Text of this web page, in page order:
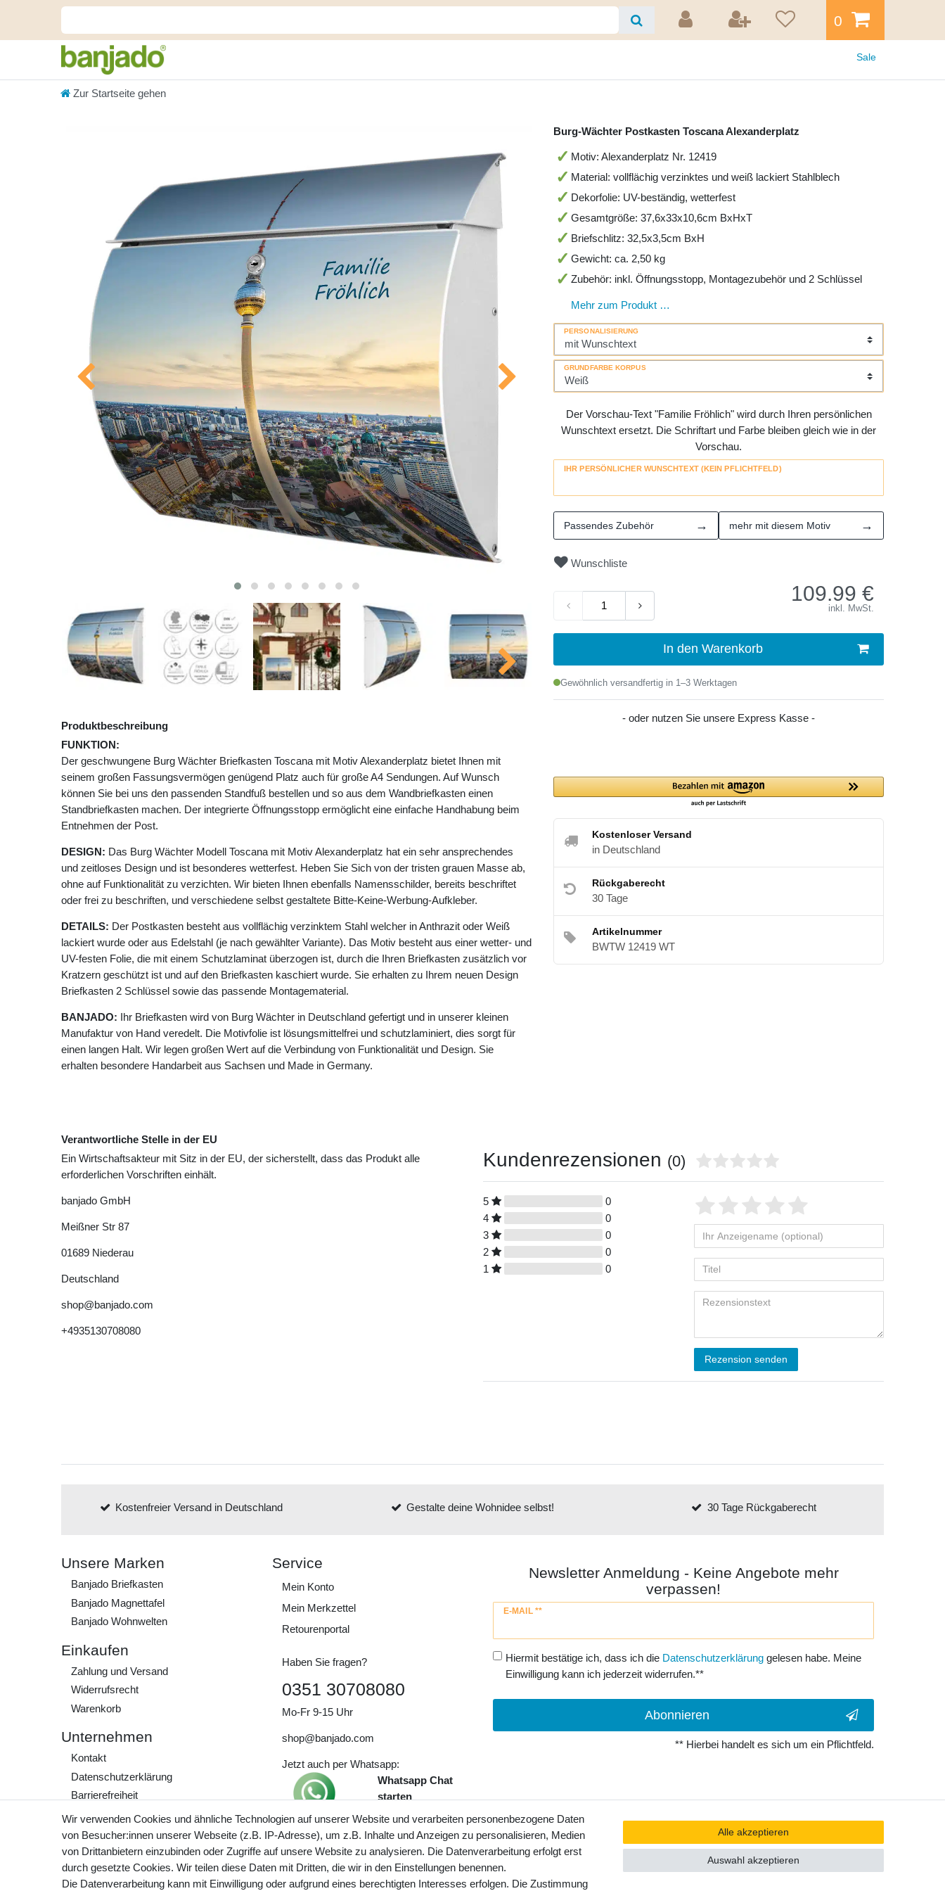
0
Sale
Zur Startseite gehen
Produktbeschreibung
FUNKTION:
Der geschwungene Burg Wächter Briefkasten Toscana mit Motiv Alexanderplatz bietet Ihnen mit
seinem großen Fassungsvermögen genügend Platz auch für große A4 Sendungen. Auf Wunsch
können Sie bei uns den passenden Standfuß bestellen und so aus dem Wandbriefkasten einen
Standbriefkasten machen. Der integrierte Öffnungsstopp ermöglicht eine einfache Handhabung beim
Entnehmen der Post.
DESIGN: Das Burg Wächter Modell Toscana mit Motiv Alexanderplatz hat ein sehr ansprechendes
und zeitloses Design und ist besonderes wetterfest. Heben Sie Sich von der tristen grauen Masse ab,
ohne auf Funktionalität zu verzichten. Wir bieten Ihnen ebenfalls Namensschilder, bereits beschriftet
oder frei zu beschriften, und verschiedene selbst gestaltete Bitte-Keine-Werbung-Aufkleber.
DETAILS: Der Postkasten besteht aus vollflächig verzinktem Stahl welcher in Anthrazit oder Weiß
lackiert wurde oder aus Edelstahl (je nach gewählter Variante). Das Motiv besteht aus einer wetter- und
UV-festen Folie, die mit einem Schutzlaminat überzogen ist, durch die Ihren Briefkasten zusätzlich vor
Kratzern geschützt ist und auf den Briefkasten kaschiert wurde. Sie erhalten zu Ihrem neuen Design
Briefkasten 2 Schlüssel sowie das passende Montagematerial.
BANJADO: Ihr Briefkasten wird von Burg Wächter in Deutschland gefertigt und in unserer kleinen
Manufaktur von Hand veredelt. Die Motivfolie ist lösungsmittelfrei und schutzlaminiert, dies sorgt für
einen langen Halt. Wir legen großen Wert auf die Verbindung von Funktionalität und Design. Sie
erhalten besondere Handarbeit aus Sachsen und Made in Germany.
Burg-Wächter Postkasten Toscana Alexanderplatz
Motiv: Alexanderplatz Nr. 12419
Material: vollflächig verzinktes und weiß lackiert Stahlblech
Dekorfolie: UV-beständig, wetterfest
Gesamtgröße: 37,6x33x10,6cm BxHxT
Briefschlitz: 32,5x3,5cm BxH
Gewicht: ca. 2,50 kg
Zubehör: inkl. Öffnungsstopp, Montagezubehör und 2 Schlüssel
Mehr zum Produkt …
PERSONALISIERUNG
GRUNDFARBE KORPUS
Der Vorschau-Text "Familie Fröhlich" wird durch Ihren persönlichen
Wunschtext ersetzt. Die Schriftart und Farbe bleiben gleich wie in der
Vorschau.
IHR PERSÖNLICHER WUNSCHTEXT (KEIN PFLICHTFELD)
Passendes Zubehör → mehr mit diesem Motiv →
Wunschliste
109.99 €
inkl. MwSt.
In den Warenkorb
Gewöhnlich versandfertig in 1–3 Werktagen
- oder nutzen Sie unsere Express Kasse -
Kostenloser Versand
in Deutschland
Rückgaberecht
30 Tage
Artikelnummer
BWTW 12419 WT
Verantwortliche Stelle in der EU
Ein Wirtschaftsakteur mit Sitz in der EU, der sicherstellt, dass das Produkt alle
erforderlichen Vorschriften einhält.
banjado GmbH
Meißner Str 87
01689 Niederau
Deutschland
shop@banjado.com
+4935130708080
Kundenrezensionen (0)
5
0
4
0
3
0
2
0
1
0
Rezension senden
Kostenfreier Versand in Deutschland Gestalte deine Wohnidee selbst! 30 Tage Rückgaberecht
Unsere Marken
Banjado Briefkasten
Banjado Magnettafel
Banjado Wohnwelten
Einkaufen
Zahlung und Versand
Widerrufs­recht
Warenkorb
Unternehmen
Kontakt
Daten­schutz­erklärung
Barrierefreiheit
AGB
Impressum
Werde Teil unserer
Community
Service
Mein Konto
Mein Merkzettel
Retourenportal
Haben Sie fragen?
0351 30708080
Mo-Fr 9-15 Uhr
shop@banjado.com
Jetzt auch per Whatsapp:
Whatsapp Chat
starten
Preisangaben inkl. gesetzl. MwSt. und
zzgl. Service- und Versandkosten
Newsletter Anmeldung - Keine Angebote mehr
verpassen!
E-MAIL **
Newsletter
Hiermit bestätige ich, dass ich die Daten­schutz­erklärunggelesen habe. Meine
Einwilligung kann ich jederzeit widerrufen.**
Abonnieren
** Hierbei handelt es sich um ein Pflichtfeld.
Wir verwenden Cookies und ähnliche Technologien auf unserer Website und verarbeiten personenbezogene Daten
von Besucher:innen unserer Webseite (z.B. IP-Adresse), um z.B. Inhalte und Anzeigen zu personalisieren, Medien
von Drittanbietern einzubinden oder Zugriffe auf unsere Website zu analysieren. Die Datenverarbeitung erfolgt erst
durch gesetzte Cookies. Wir teilen diese Daten mit Dritten, die wir in den Einstellungen benennen.
Die Datenverarbeitung kann mit Einwilligung oder aufgrund eines berechtigten Interesses erfolgen. Die Zustimmung
Alle akzeptieren
Auswahl akzeptieren